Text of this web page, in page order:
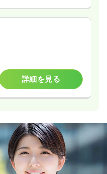
詳細を見る